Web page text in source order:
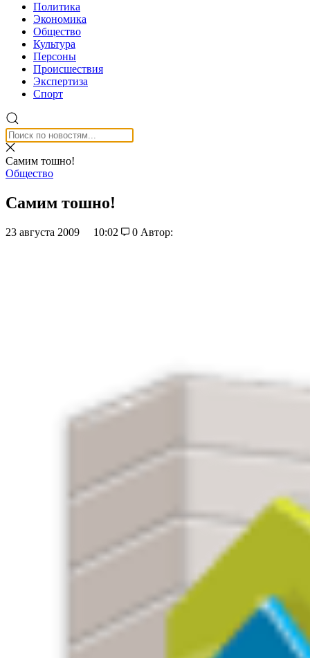
Политика
Экономика
Общество
Культура
Персоны
Происшествия
Экспертиза
Спорт
Самим тошно!
Общество
Самим тошно!
23 августа 2009 10:02 0 Автор: